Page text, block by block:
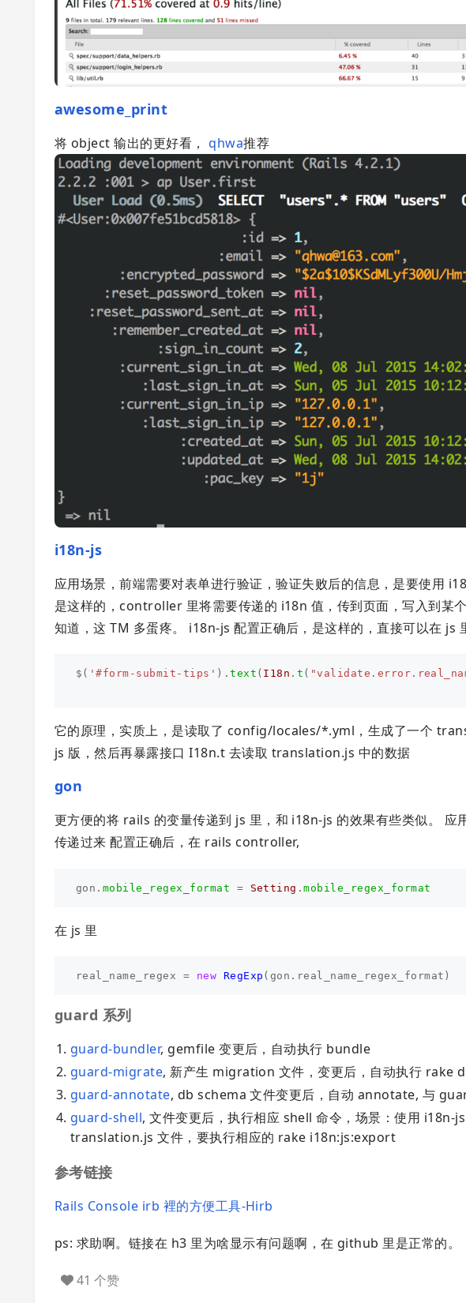
awesome_print
将 object 输出的更好看，qhwa推荐
i18n-js
应用场景，前端需要对表单进行验证，验证失败后的信息，是要使用
是这样的，controller 里将需要传递的 i18n 值，传到页面，写入到某
知道，这 TM 多蛋疼。 i18n-js 配置正确后，是这样的，直接可以在
$ ( '#form-submit-tips' ).text ( I18n . t (
它的原理，实质上，是读取了 config/locales/*.yml，生成了一个
js 版，然后再暴露接口 I18n.t 去读取 translation.js 中的数据
gon
更方便的将 rails 的变量传递到 js 里，和 i18n-js 的效果有些类似。 应
传递过来 配置正确后，在 rails controller,
gon . mobile_regex_format = Setting .mobile_regex_format
在 js 里
real_name_regex = new RegExp ( gon . real_name_regex_format )
guard 系列
guard-bundler, gemfile 变更后，自动执行 bundle
guard-migrate, 新产生 migration 文件，变更后，自动执行 rake
guard-annotate, db schema 文件变更后，自动 annotate, 与
guard-shell, 文件变更后，执行相应 shell 命令，场景：使用
translation.js 文件，要执行相应的 rake i18n:js:export
参考链接
Rails Console irb 裡的方便工具-Hirb
ps: 求助啊。链接在 h3 里为啥显示有问题啊，在 github 里是正常的。
41 个赞